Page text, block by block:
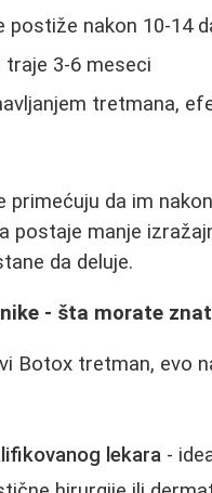
postiže nakon 10-14
3-6 meseci
tretmana,
primećuju da im
postaje manje
da deluje.
- šta morate
Botox tretman, evo
lekara -